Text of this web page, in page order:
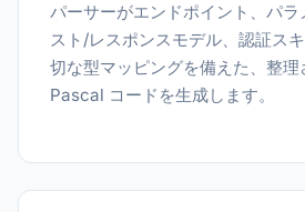
パーサーがエンドポイント、パ
スト/レスポンスモデル、認証ス
切な型マッピングを備えた、整理
Pascal コードを生成します。